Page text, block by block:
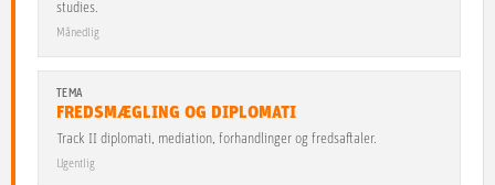
studies.
Månedlig
TEMA
FREDSMÆGLING OG DIPLOMATI
Track II diplomati, mediation, forhandlinger og fredsaftaler.
Ugentlig